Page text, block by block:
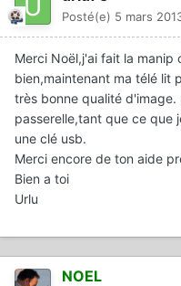
Posté(e) 5 mars
Merci Noël,j'ai fait la
bien,maintenant ma télé lit
très bonne qualité d'image.
passerelle,tant que ce que
une clé usb.
Merci encore de ton aide
Bien a toi
Urlu
NOEL